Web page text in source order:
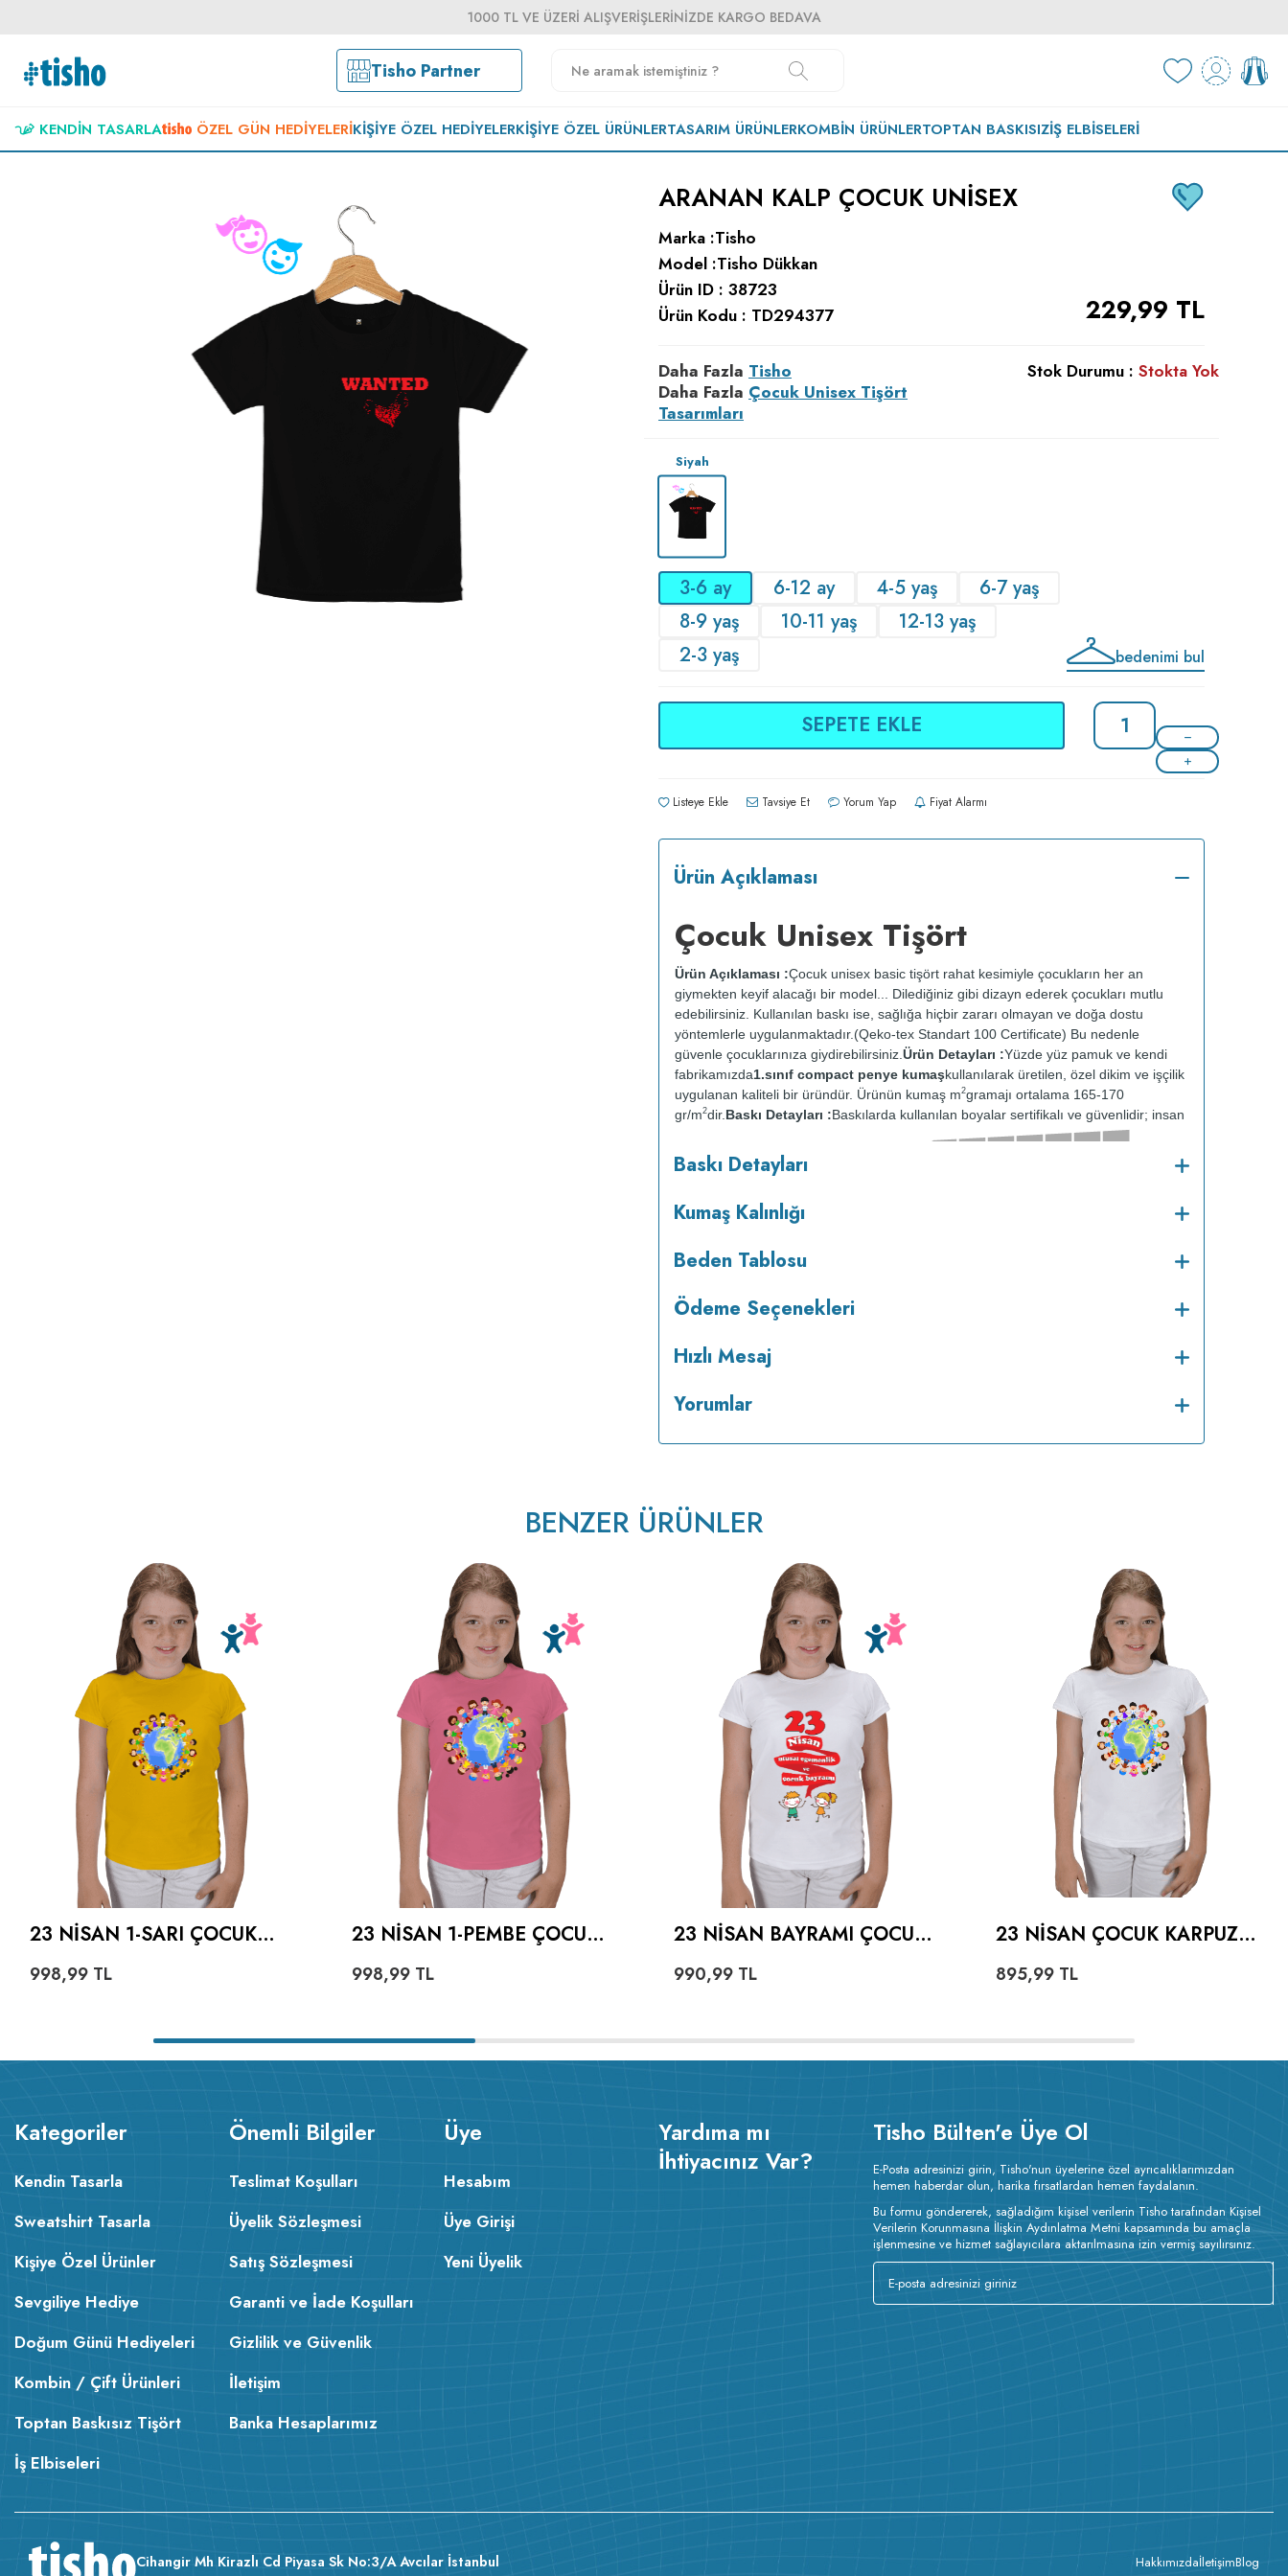
1000 TL VE ÜZERI ALIŞVERIŞLERINIZDE KARGO BEDAVA
Tisho Partner
KENDIN TASARLA ÖZEL GÜN HEDIYELERIKIŞIYE ÖZEL HEDIYELERKIŞIYE ÖZEL ÜRÜNLERTASARIM ÜRÜNLERKOMBIN ÜRÜNLERTOPTAN BASKISIZİŞ ELBISELERI
ARANAN KALP ÇOCUK UNISEX
Marka :Tisho
Model :Tisho Dükkan
Ürün ID : 38723
Ürün Kodu : TD294377 229,99 TL
Daha Fazla Tisho
Daha Fazla Çocuk Unisex Tişört
Tasarımları
Stok Durumu : Stokta Yok
Siyah
3-6 ay 6-12 ay 4-5 yaş
6-7 yaş
8-9 yaş
10-11 yaş
12-13 yaş
2-3 yaş
bedenimi bul
SEPETE EKLE
Listeye Ekle Tavsiye Et Yorum Yap Fiyat Alarmı
Ürün Açıklaması
Çocuk Unisex Tişört
Ürün Açıklaması :Çocuk unisex basic tişört rahat kesimiyle çocukların her an
giymekten keyif alacağı bir model... Dilediğiniz gibi dizayn ederek çocukları mutlu
edebilirsiniz. Kullanılan baskı ise, sağlığa hiçbir zararı olmayan ve doğa dostu
yöntemlerle uygulanmaktadır.(Qeko-tex Standart 100 Certificate) Bu nedenle
güvenle çocuklarınıza giydirebilirsiniz. Ürün Detayları :Yüzde yüz pamuk ve kendi
fabrikamızda1.sınıf compact penye kumaşkullanılarak üretilen, özel dikim ve işçilik
uygulanan kaliteli bir üründür. Ürünün kumaş m2gramajı ortalama 165-170
gr/m2dir. Baskı Detayları :Baskılarda kullanılan boyalar sertifikalı ve güvenlidir; insan
:Kısa programda maksimum 30
v223.22
Baskı Detayları
Kumaş Kalınlığı
Beden Tablosu
Ödeme Seçenekleri
Hızlı Mesaj
Yorumlar
BENZER ÜRÜNLER
23 NISAN 1-SARI ÇOCUK
998,99 TL
23 NISAN 1-PEMBE ÇOCUK
998,99 TL
23 NISAN BAYRAMI ÇOCUK
990,99 TL
23 NISAN ÇOCUK KARPUZ
895,99 TL
Kategoriler
Kendin Tasarla
Sweatshirt Tasarla
Kişiye Özel Ürünler
Sevgiliye Hediye
Doğum Günü Hediyeleri
Kombin / Çift Ürünleri
Toptan Baskısız Tişört
İş Elbiseleri
Önemli Bilgiler
Teslimat Koşulları
Üyelik Sözleşmesi
Satış Sözleşmesi
Garanti ve İade Koşulları
Gizlilik ve Güvenlik
İletişim
Banka Hesaplarımız
Üye
Hesabım
Üye Girişi
Yeni Üyelik
Yardıma mı
İhtiyacınız Var?
Tisho Bülten'e Üye Ol
E-Posta adresinizi girin, Tisho'nun üyelerine özel ayrıcalıklarımızdan
hemen haberdar olun, harika fırsatlardan hemen faydalanın.
Bu formu göndererek, sağladığım kişisel verilerin Tisho tarafından Kişisel
Verilerin Korunmasına İlişkin Aydınlatma Metni kapsamında bu amaçla
işlenmesine ve hizmet sağlayıcılara aktarılmasına izin vermiş sayılırsınız.
Cihangir Mh Kirazlı Cd Piyasa Sk No:3/A Avcılar İstanbul HakkımızdaİletişimBlog